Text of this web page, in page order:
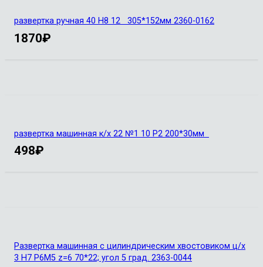
развертка ручная 40 Н8 12 305*152мм 2360-0162
1870₽
развертка машинная к/х 22 №1 10 Р2 200*30мм
498₽
Развертка машинная с цилиндрическим хвостовиком ц/х
3 Н7 Р6М5 z=6 70*22; угол 5 град. 2363-0044